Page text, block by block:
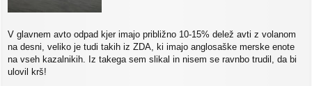
V glavnem avto odpad kjer imajo približno 10-15% delež avti z volanom
na desni, veliko je tudi takih iz ZDA, ki imajo anglosaške merske enote
na vseh kazalnikih. Iz takega sem slikal in nisem se ravnbo trudil, da bi
ulovil krš!